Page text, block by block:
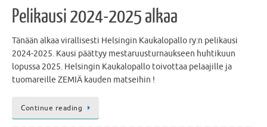
Pelikausi 2024-2025 alkaa
Tänään alkaa virallisesti Helsingin Kaukalopallo ry:n pelikausi
2024-2025. Kausi päättyy mestaruusturnaukseen huhtikuun
lopussa 2025. Helsingin Kaukalopallo toivottaa pelaajille ja
tuomareille ZEMIÄ kauden matseihin !
Continue reading